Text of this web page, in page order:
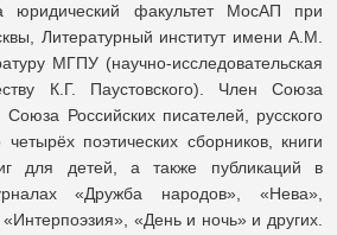
юридический факультет МосАП при
Литературный институт имени А.М.
МГПУ (научно-исследовательская
К.Г. Паустовского). Член Союза
Российских писателей, русского
поэтических сборников, книги
для детей, а также публикаций в
«Дружба народов», «Нева»,
«День и ночь» и других.